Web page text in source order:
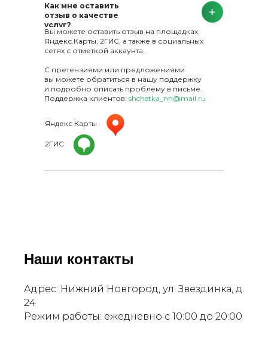
Как мне оставить
отзыв о качестве
услуг?
Вы можете оставить отзыв на площадках
Яндекс.Карты, 2ГИС, а также в социальных
сетях с отметкой аккаунта.
С претензиями или предложениями
вы можете обратиться в нашу поддержку
и подробно описать проблему в письме.
Поддержка клиентов: shchetka_nn@mail.ru
Яндекс Карты
2ГИС
Наши контакты
Адрес: Нижний Новгород, ул. Звездинка, д.
24
Режим работы: ежедневно с 10:00 до 20:00